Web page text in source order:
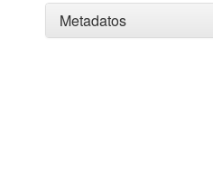
Metadatos